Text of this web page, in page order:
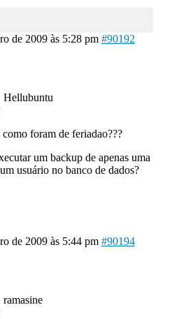
de 2009 às 5:28 pm #90192
Hellubuntu
como foram de feriadao???
um backup de apenas uma
usuário no banco de dados?
de 2009 às 5:44 pm #90194
ramasine